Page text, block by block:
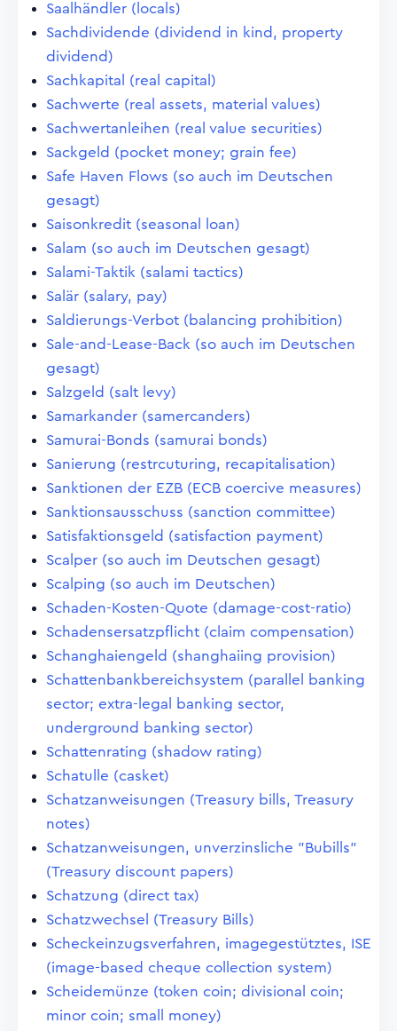
Saalhändler (locals)
Sachdividende (dividend in kind, property
dividend)
Sachkapital (real capital)
Sachwerte (real assets, material values)
Sachwertanleihen (real value securities)
Sackgeld (pocket money; grain fee)
Safe Haven Flows (so auch im Deutschen
gesagt)
Saisonkredit (seasonal loan)
Salam (so auch im Deutschen gesagt)
Salami-Taktik (salami tactics)
Salär (salary, pay)
Saldierungs-Verbot (balancing prohibition)
Sale-and-Lease-Back (so auch im Deutschen
gesagt)
Salzgeld (salt levy)
Samarkander (samercanders)
Samurai-Bonds (samurai bonds)
Sanierung (restrcuturing, recapitalisation)
Sanktionen der EZB (ECB coercive measures)
Sanktionsausschuss (sanction committee)
Satisfaktionsgeld (satisfaction payment)
Scalper (so auch im Deutschen gesagt)
Scalping (so auch im Deutschen)
Schaden-Kosten-Quote (damage-cost-ratio)
Schadensersatzpflicht (claim compensation)
Schanghaiengeld (shanghaiing provision)
Schattenbankbereichsystem (parallel banking
sector; extra-legal banking sector,
underground banking sector)
Schattenrating (shadow rating)
Schatulle (casket)
Schatzanweisungen (Treasury bills, Treasury
notes)
Schatzanweisungen, unverzinsliche "Bubills"
(Treasury discount papers)
Schatzung (direct tax)
Schatzwechsel (Treasury Bills)
Scheckeinzugsverfahren, imagegestütztes, ISE
(image-based cheque collection system)
Scheidemünze (token coin; divisional coin;
minor coin; small money)